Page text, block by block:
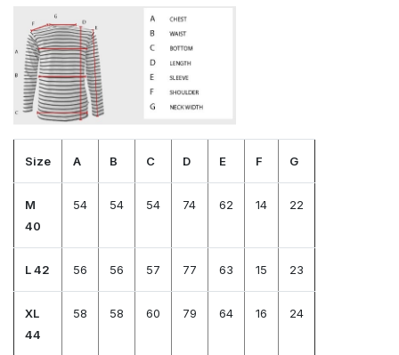
Size A B C D E F G
M
40
54 54 54 74 62 14 22
L 42 56 56 57 77 63 15 23
XL
44
58 58 60 79 64 16 24